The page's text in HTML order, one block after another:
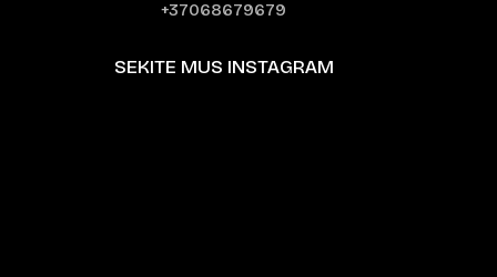
+37068679679
SEKITE MUS INSTAGRAM